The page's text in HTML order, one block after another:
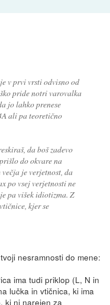
v prvi vrsti odvisno od
pride notri varovalka
jo lahko prenese
ali pa teoretično
da boš zadevo
do okvare na
je verjetnost, da
po vsej verjetnosti ne
pa višek idiotizma. Z
kjer se
nesramnosti do mene:
ima tudi priklop (L, N in
lučka in vtičnica, ki ima
ki ni narejen za